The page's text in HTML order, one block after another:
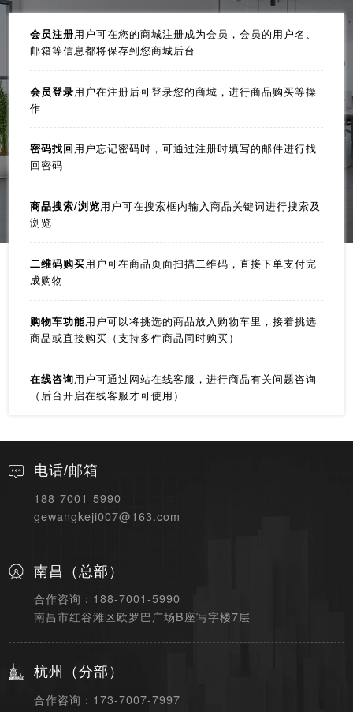
会员注册用户可在您的商城注册成为会员，会员的用户名、
邮箱等信息都将保存到您商城后台
会员登录用户在注册后可登录您的商城，进行商品购买等操
作
密码找回用户忘记密码时，可通过注册时填写的邮件进行找
回密码
商品搜索/浏览用户可在搜索框内输入商品关键词进行搜索及
浏览
二维码购买用户可在商品页面扫描二维码，直接下单支付完
成购物
购物车功能用户可以将挑选的商品放入购物车里，接着挑选
商品或直接购买（支持多件商品同时购买）
在线咨询用户可通过网站在线客服，进行商品有关问题咨询
（后台开启在线客服才可使用）
电话/邮箱
188-7001-5990
gewangkeji007@163.com
南昌（总部）
合作咨询：188-7001-5990
南昌市红谷滩区欧罗巴广场B座写字楼7层
杭州（分部）
合作咨询：173-7007-7997